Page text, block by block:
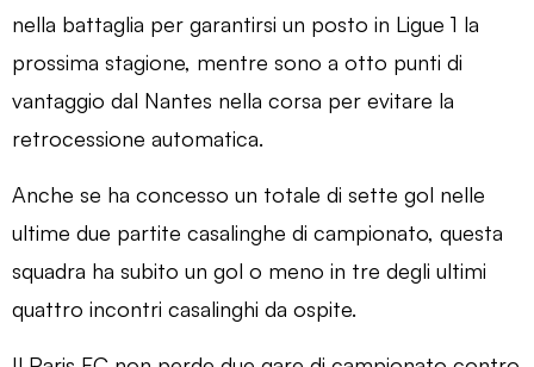
nella battaglia per garantirsi un posto in Ligue 1 la
prossima stagione, mentre sono a otto punti di
vantaggio dal Nantes nella corsa per evitare la
retrocessione automatica.
Anche se ha concesso un totale di sette gol nelle
ultime due partite casalinghe di campionato, questa
squadra ha subito un gol o meno in tre degli ultimi
quattro incontri casalinghi da ospite.